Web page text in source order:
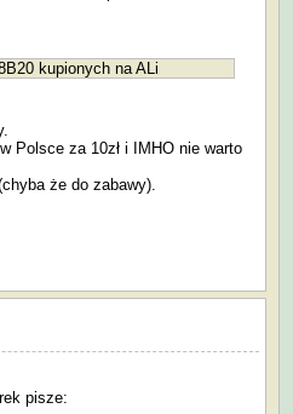
kupionych na ALi
Polsce za 10zł i IMHO nie warto
że do zabawy).
pisze: